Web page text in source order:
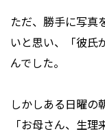
ただ、勝手に写真
いと思い、「彼氏
んでした。
しかしある日曜の
「お母さん、生